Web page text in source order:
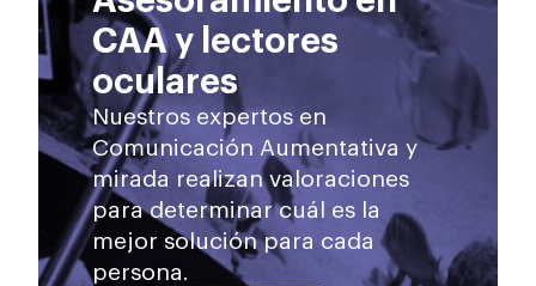
CAA y lectores
oculares
Nuestros expertos en
Comunicación Aumentativa y
mirada realizan valoraciones
para determinar cuál es la
mejor solución para cada
persona.